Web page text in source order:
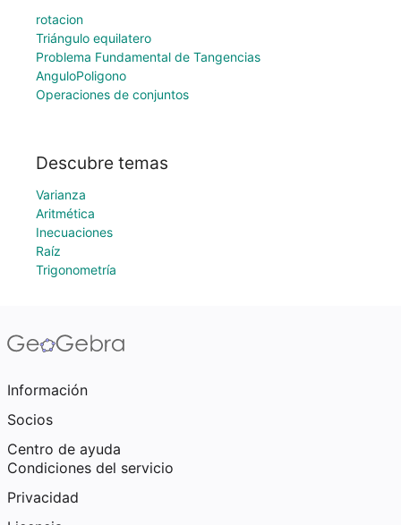
rotacion
Triángulo equilatero
Problema Fundamental de Tangencias
AnguloPoligono
Operaciones de conjuntos
Descubre temas
Varianza
Aritmética
Inecuaciones
Raíz
Trigonometría
Información
Socios
Centro de ayuda
Condiciones del servicio
Privacidad